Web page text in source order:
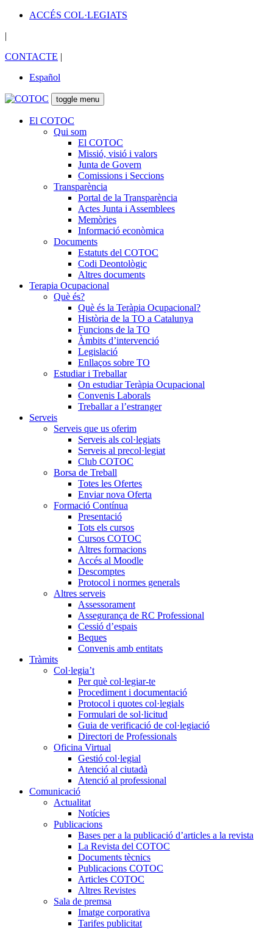
ACCÉS COL·LEGIATS
|
CONTACTE |
Español
toggle menu
El COTOC
Qui som
El COTOC
Missió, visió i valors
Junta de Govern
Comissions i Seccions
Transparència
Portal de la Transparència
Actes Junta i Assemblees
Memòries
Informació econòmica
Documents
Estatuts del COTOC
Codi Deontològic
Altres documents
Terapia Ocupacional
Què és?
Què és la Teràpia Ocupacional?
Història de la TO a Catalunya
Funcions de la TO
Àmbits d’intervenció
Legislació
Enllaços sobre TO
Estudiar i Treballar
On estudiar Teràpia Ocupacional
Convenis Laborals
Treballar a l’estranger
Serveis
Serveis que us oferim
Serveis als col·legiats
Serveis al precol·legiat
Club COTOC
Borsa de Treball
Totes les Ofertes
Enviar nova Oferta
Formació Contínua
Presentació
Tots els cursos
Cursos COTOC
Altres formacions
Accés al Moodle
Descomptes
Protocol i normes generals
Altres serveis
Assessorament
Assegurança de RC Professional
Cessió d’espais
Beques
Convenis amb entitats
Tràmits
Col·legia’t
Per què col·legiar-te
Procediment i documentació
Protocol i quotes col·legials
Formulari de sol·licitud
Guia de verificació de col·legiació
Directori de Professionals
Oficina Virtual
Gestió col·legial
Atenció al ciutadà
Atenció al professional
Comunicació
Actualitat
Notícies
Publicacions
Bases per a la publicació d’articles a la revista
La Revista del COTOC
Documents tècnics
Publicacions COTOC
Articles COTOC
Altres Revistes
Sala de premsa
Imatge corporativa
Tarifes publicitat